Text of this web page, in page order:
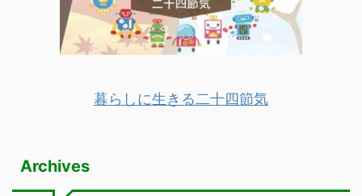
暮らしに生きる二十四節気
Archives